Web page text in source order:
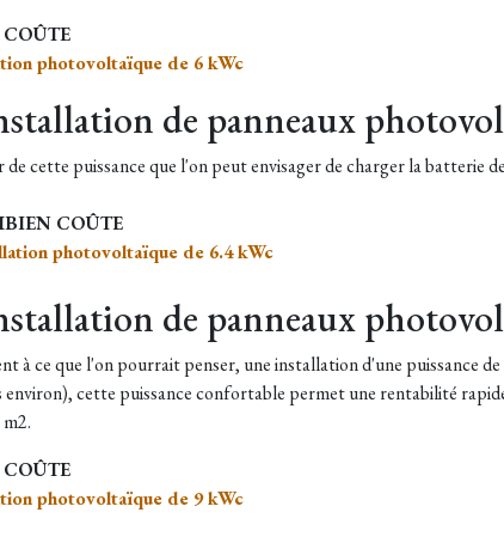
photovoltaïque de 6 kWc
de panneaux
cette puissance que l'on peut envisager de charger la batterie
COÛTE
photovoltaïque de 6.4 kWc
de panneaux
à ce que l'on pourrait penser, une installation d'une puissance
environ), cette puissance confortable permet une rentabilité
photovoltaïque de 9 kWc